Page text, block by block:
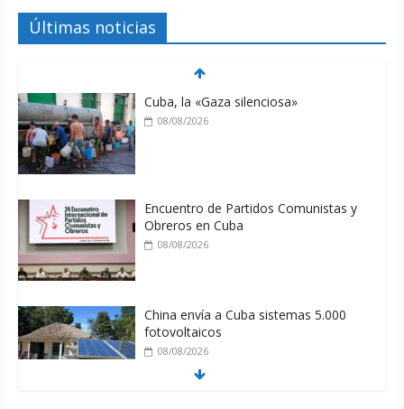
Últimas noticias
Cuba, la «Gaza silenciosa»
08/08/2026
Encuentro de Partidos Comunistas y
Obreros en Cuba
08/08/2026
China envía a Cuba sistemas 5.000
fotovoltaicos
08/08/2026